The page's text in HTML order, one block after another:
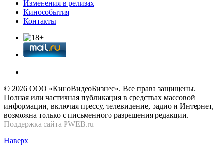
Изменения в релизах
Кинособытия
Контакты
© 2026 OOО «КиноВидеоБизнес». Все права защищены.
Полная или частичная публикация в средствах массовой
информации, включая прессу, телевидение, радио и Интернет,
возможна только с письменного разрешения редакции.
Поддержка сайта PWEB.ru
Наверх